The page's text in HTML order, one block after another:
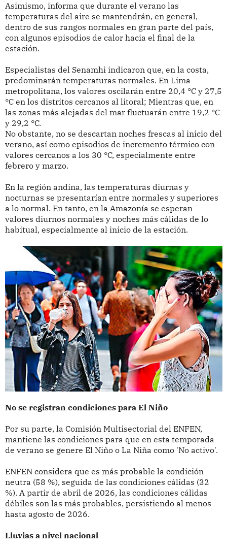
Asimismo, informa que durante el verano las
temperaturas del aire se mantendrán, en general,
dentro de sus rangos normales en gran parte del país,
con algunos episodios de calor hacia el final de la
estación.
Especialistas del Senamhi indicaron que, en la costa,
predominarán temperaturas normales. En Lima
metropolitana, los valores oscilarán entre 20,4 °C y 27,5
°C en los distritos cercanos al litoral; Mientras que, en
las zonas más alejadas del mar fluctuarán entre 19,2 °C
y 29,2 °C.
No obstante, no se descartan noches frescas al inicio del
verano, así como episodios de incremento térmico con
valores cercanos a los 30 °C, especialmente entre
febrero y marzo.
En la región andina, las temperaturas diurnas y
nocturnas se presentarían entre normales y superiores
a lo normal. En tanto, en la Amazonía se esperan
valores diurnos normales y noches más cálidas de lo
habitual, especialmente al inicio de la estación.
No se registran condiciones para El Niño
Por su parte, la Comisión Multisectorial del ENFEN,
mantiene las condiciones para que en esta temporada
de verano se genere El Niño o La Niña como 'No activo'.
ENFEN considera que es más probable la condición
neutra (58 %), seguida de las condiciones cálidas (32
%). A partir de abril de 2026, las condiciones cálidas
débiles son las más probables, persistiendo al menos
hasta agosto de 2026.
Lluvias a nivel nacional